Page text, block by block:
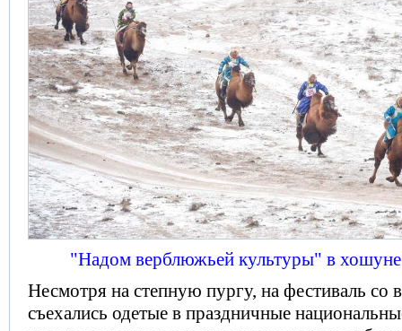
"Надом верблюжьей культуры" в
Несмотря на степную пургу, на фестиваль со
съехались одетые в праздничные